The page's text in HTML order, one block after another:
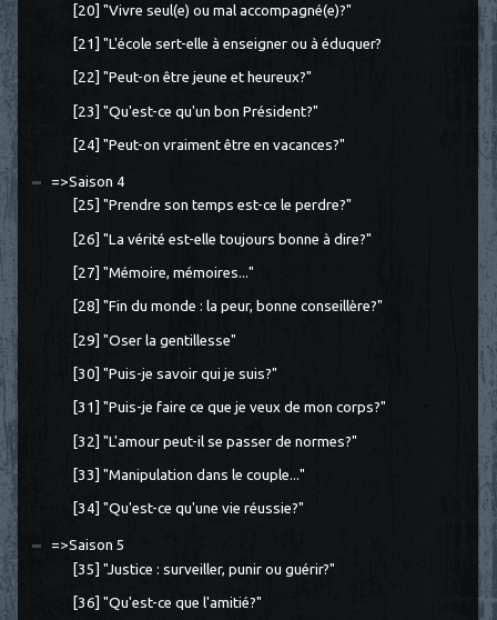
[20] "Vivre seul(e) ou mal accompagné(e)?"
[21] "L'école sert-elle à enseigner ou à éduquer?
[22] "Peut-on être jeune et heureux?"
[23] "Qu'est-ce qu'un bon Président?"
[24] "Peut-on vraiment être en vacances?"
=>Saison 4
[25] "Prendre son temps est-ce le perdre?"
[26] "La vérité est-elle toujours bonne à dire?"
[27] "Mémoire, mémoires..."
[28] "Fin du monde : la peur, bonne conseillère?"
[29] "Oser la gentillesse"
[30] "Puis-je savoir qui je suis?"
[31] "Puis-je faire ce que je veux de mon corps?"
[32] "L'amour peut-il se passer de normes?"
[33] "Manipulation dans le couple..."
[34] "Qu'est-ce qu'une vie réussie?"
=>Saison 5
[35] "Justice : surveiller, punir ou guérir?"
[36] "Qu'est-ce que l'amitié?"